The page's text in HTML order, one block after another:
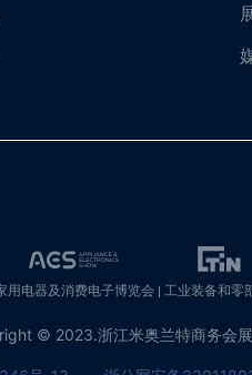
用电器及消费电子博览会 工业装备和零
© 2023.浙江米奥兰特商务会